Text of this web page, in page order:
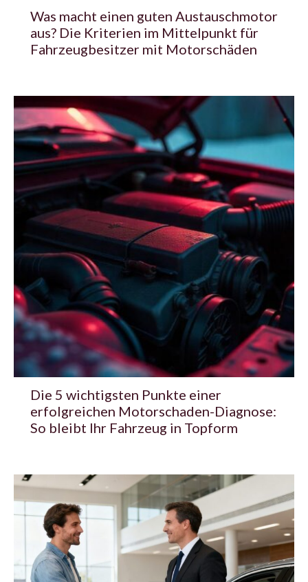
Was macht einen guten Austauschmotor
aus? Die Kriterien im Mittelpunkt für
Fahrzeugbesitzer mit Motorschäden
Die 5 wichtigsten Punkte einer
erfolgreichen Motorschaden-Diagnose:
So bleibt Ihr Fahrzeug in Topform